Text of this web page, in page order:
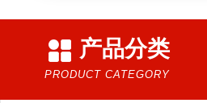
产品分类
PRODUCT CATEGORY